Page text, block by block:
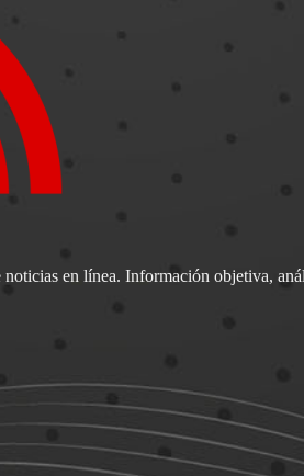
en línea. Información objetiva,